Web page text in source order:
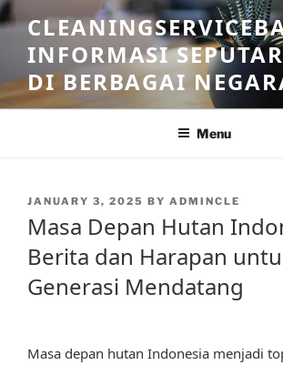
Skip
to
contentINFORMASI
DI BERBAGAI
Menu
POSTED
JANUARY 3, 2025 BY ADMINCLE
Masa Depan Hutan
Berita dan Harapan
Generasi Mendatang
Masa depan hutan Indonesia menjadi